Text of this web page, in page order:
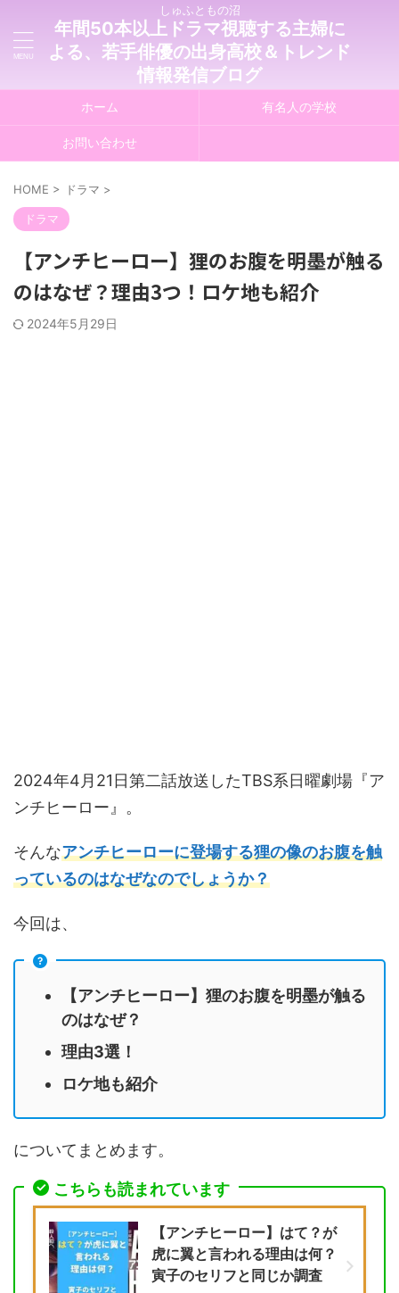
しゅふともの沼
年間50本以上ドラマ視聴する主婦に
よる、若手俳優の出身高校＆トレンド
情報発信ブログ
ホーム 有名人の学校
お問い合わせ
HOME > ドラマ >
ドラマ
【アンチヒーロー】狸のお腹を明墨が触る
のはなぜ？理由3つ！ロケ地も紹介
2024年5月29日
2024年4月21日第二話放送したTBS系日曜劇場『ア
ンチヒーロー』。
そんなアンチヒーローに登場する狸の像のお腹を触
っているのはなぜなのでしょうか？
今回は、
【アンチヒーロー】狸のお腹を明墨が触る
のはなぜ？
理由3選！
ロケ地も紹介
についてまとめます。
こちらも読まれています
【アンチヒーロー】はて？が
虎に翼と言われる理由は何？
寅子のセリフと同じか調査